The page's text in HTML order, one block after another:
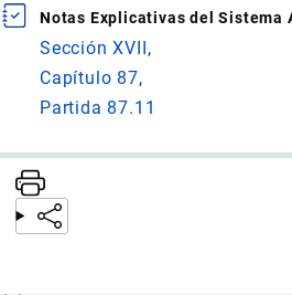
Notas Explicativas del Sistema
Sección XVII
Capítulo 87
Partida 87.11